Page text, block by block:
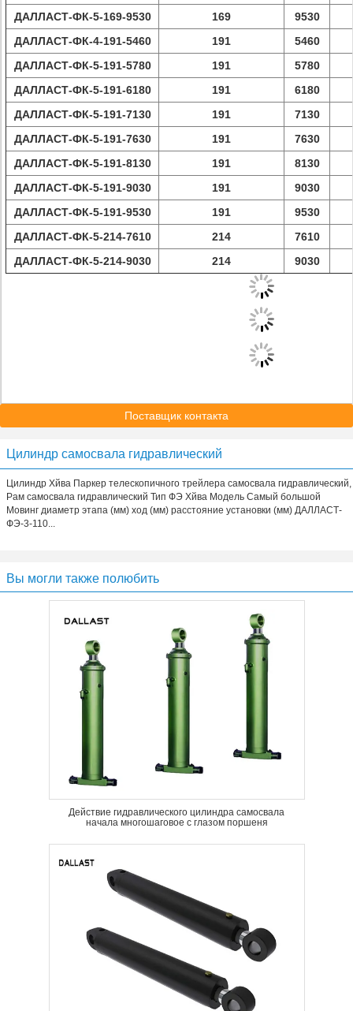
ДАЛЛАСТ-ФК-5-169-9530
169
9530
ДАЛЛАСТ-ФК-4-191-5460
191
5460
ДАЛЛАСТ-ФК-5-191-5780
191
5780
ДАЛЛАСТ-ФК-5-191-6180
191
6180
ДАЛЛАСТ-ФК-5-191-7130
191
7130
ДАЛЛАСТ-ФК-5-191-7630
191
7630
ДАЛЛАСТ-ФК-5-191-8130
191
8130
ДАЛЛАСТ-ФК-5-191-9030
191
9030
ДАЛЛАСТ-ФК-5-191-9530
191
9530
ДАЛЛАСТ-ФК-5-214-7610
214
7610
ДАЛЛАСТ-ФК-5-214-9030
214 9030
Поставщик контакта
Цилиндр самосвала гидравлический
Цилиндр Хйва Паркер телескопичного трейлера самосвала гидравлический,
Рам самосвала гидравлический Тип ФЭ Хйва Модель Самый большой
Мовинг диаметр этапа (мм) ход (мм) расстояние установки (мм) ДАЛЛАСТ-
ФЭ-3-110...
Вы могли также полюбить
Действие гидравлического цилиндра самосвала
начала многошаговое с глазом поршеня